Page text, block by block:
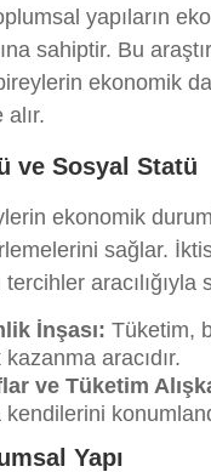
yapıların
sahiptir. Bu
ekonomik
ve Sosyal Statü
ekonomik
sağlar.
aracılığıyla
İnşası: Tüketim,
aracıdır.
ve Tüketim
kendilerini
Yapı